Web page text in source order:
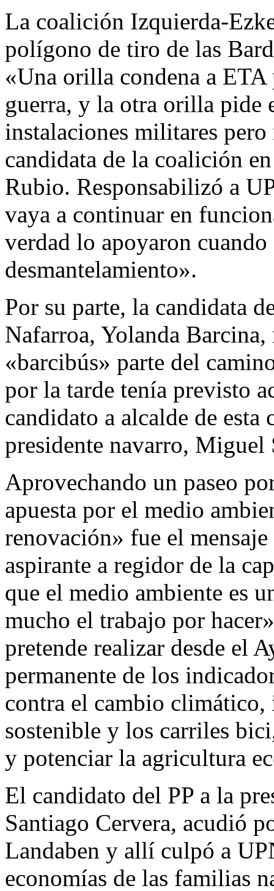
La coalición Izquierda-
polígono de tiro de las
«Una orilla condena a
guerra, y la otra orilla pide
instalaciones militares
candidata de la coalición
Rubio. Responsabilizó a
vaya a continuar en
verdad lo apoyaron
desmantelamiento».
Por su parte, la candidata
Nafarroa, Yolanda
«barcibús» parte del
por la tarde tenía previsto
candidato a alcalde de
presidente navarro, Miguel
Aprovechando un paseo
apuesta por el medio
renovación» fue el
aspirante a regidor de la
que el medio ambiente es
mucho el trabajo por
pretende realizar desde el
permanente de los
contra el cambio
sostenible y los carriles
y potenciar la agricultura
El candidato del PP a la
Santiago Cervera, acudió
Landaben y allí culpó a
economías de las familias